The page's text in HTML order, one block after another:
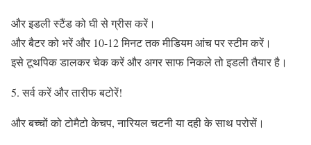
और इडली स्टैंड को घी से ग्रीस करें।
और बैटर को भरें और 10-12 मिनट तक मीडियम आंच पर स्टीम करें।
इसे टूथपिक डालकर चेक करें और अगर साफ निकले तो इडली तैयार है।
5. सर्व करें और तारीफ बटोरें!
और बच्चों को टोमैटो केचप, नारियल चटनी या दही के साथ परोसें।